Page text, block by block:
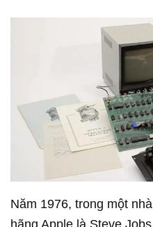
Năm 1976, trong một